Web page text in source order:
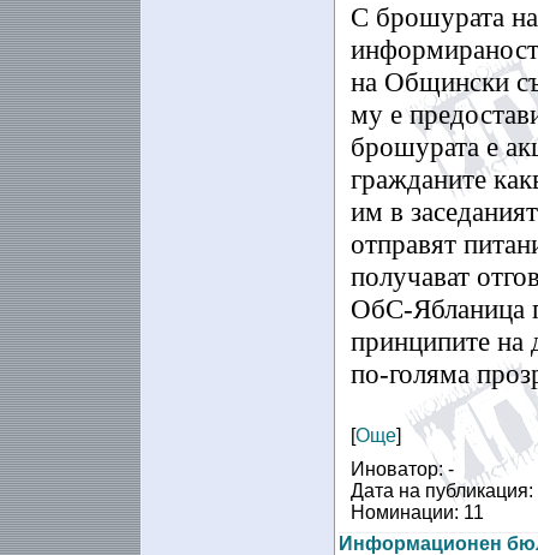
С брошурата
на Общински
му е
брошурата е
гражданите
им в
отправят
получават
ОбС-Ябланица
принципите на
по-голяма
[Още]
Иноватор: -
Дата на
Номинации: 11
Информационен